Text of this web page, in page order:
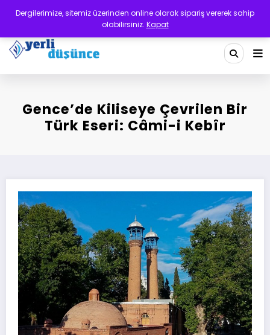
Dergilerimize, sitemiz üzerinden online olarak sipariş vererek sahip
olabilirsiniz. Kapat
Yerli Düşünce Dergisi
Gence’de Kiliseye Çevrilen Bir
Türk Eseri: Câmi-i Kebîr